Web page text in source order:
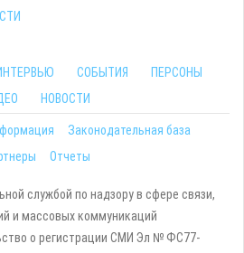
СОБЫТИЯ
ПЕРСОНЫ
НОВОСТИ
Законодательная база
Отчеты
службой по надзору в сфере связи,
и массовых коммуникаций
о регистрации СМИ Эл № ФС77-